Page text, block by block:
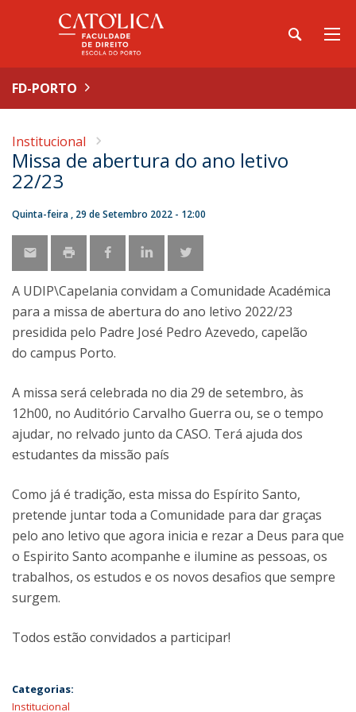
FD-PORTO
Institucional
Missa de abertura do ano letivo
22/23
Quinta-feira , 29 de Setembro 2022 - 12:00
A UDIP\Capelania convidam a Comunidade Académica
para a missa de abertura do ano letivo 2022/23
presidida pelo Padre José Pedro Azevedo, capelão
do campus Porto.
A missa será celebrada no dia 29 de setembro, às
12h00, no Auditório Carvalho Guerra ou, se o tempo
ajudar, no relvado junto da CASO. Terá ajuda dos
estudantes da missão país
Como já é tradição, esta missa do Espírito Santo,
pretende juntar toda a Comunidade para dar graças
pelo ano letivo que agora inicia e rezar a Deus para que
o Espirito Santo acompanhe e ilumine as pessoas, os
trabalhos, os estudos e os novos desafios que sempre
surgem.
Todos estão convidados a participar!
Categorias:
Institucional